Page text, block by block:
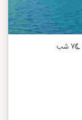
7 شب